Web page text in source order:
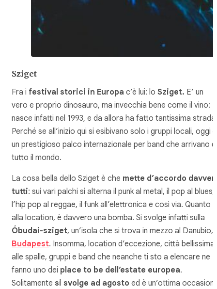
Sziget
Fra i festival storici in Europa c’è lui: lo Sziget. E’ un
vero e proprio dinosauro, ma invecchia bene come il vino:
nasce infatti nel 1993, e da allora ha fatto tantissima strada.
Perché se all’inizio qui si esibivano solo i gruppi locali, oggi è
un prestigioso palco internazionale per band che arrivano
tutto il mondo.
La cosa bella dello Sziget è che mette d’accordo
tutti: sui vari palchi si alterna il punk al metal, il pop al blues,
l’hip pop al reggae, il funk all’elettronica e così via. Quanto
alla location, è davvero una bomba. Si svolge infatti sulla
Óbudai-sziget, un’isola che si trova in mezzo al Danubio,
Budapest. Insomma, location d’eccezione, città bellissima
alle spalle, gruppi e band che neanche ti sto a elencare ne
fanno uno dei place to be dell’estate europea.
Solitamente si svolge ad agosto ed è un’ottima